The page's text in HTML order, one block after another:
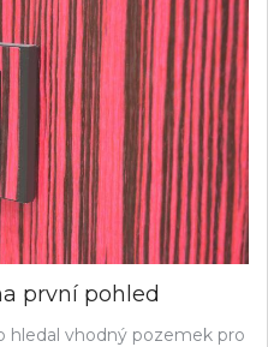
první pohled
hledal vhodný pozemek pro